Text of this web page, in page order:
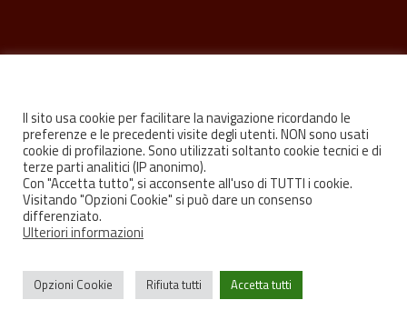
FacebookYoutubeInstagram
Privacy Credits
Il sito usa cookie per facilitare la navigazione ricordando le
preferenze e le precedenti visite degli utenti. NON sono usati
cookie di profilazione. Sono utilizzati soltanto cookie tecnici e di
terze parti analitici (IP anonimo).
Con "Accetta tutto", si acconsente all'uso di TUTTI i cookie.
Visitando "Opzioni Cookie" si può dare un consenso
differenziato.
Ulteriori informazioni
Opzioni Cookie Rifiuta tutti Accetta tutti